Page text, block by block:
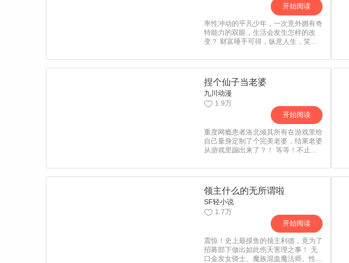
我不由天”的他们，又是否能够力挽狂
澜，阻止这场悲剧呢……
开始阅读
率性冲动的平凡少年，一次意外拥有奇
特能力的双眼，生活会发生怎样的改
变？ 财富唾手可得，纵意人生，笑傲
捏个仙子当老婆
九川动漫
1.9万
开始阅读
重度网瘾患者洛北倾其所有在游戏里给
自己量身定制了个完美老婆，结果老婆
从游戏里蹦出来了？！ 等等！不止老
自己身边？ 洛北：我可是唯物主义战
士……什么？你说这个世界也有修真
者？还又穷又弱？ 洛北：那没事了！
等我领着老婆大杀四方吧！
领主什么的无所谓啦
SF轻小说
1.7万
开始阅读
震惊！史上最摸鱼的领主利德，竟为了
招募部下做出如此伤天害理之事！ 无
口金发女骑士、魔族混血魔法师、性别